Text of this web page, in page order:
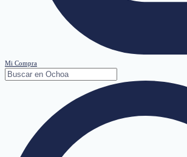
Mi Compra